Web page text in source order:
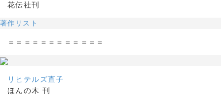
花伝社刊
著作リスト
＝＝＝＝＝＝＝＝＝＝＝＝
リヒテルズ直子
ほんの木 刊